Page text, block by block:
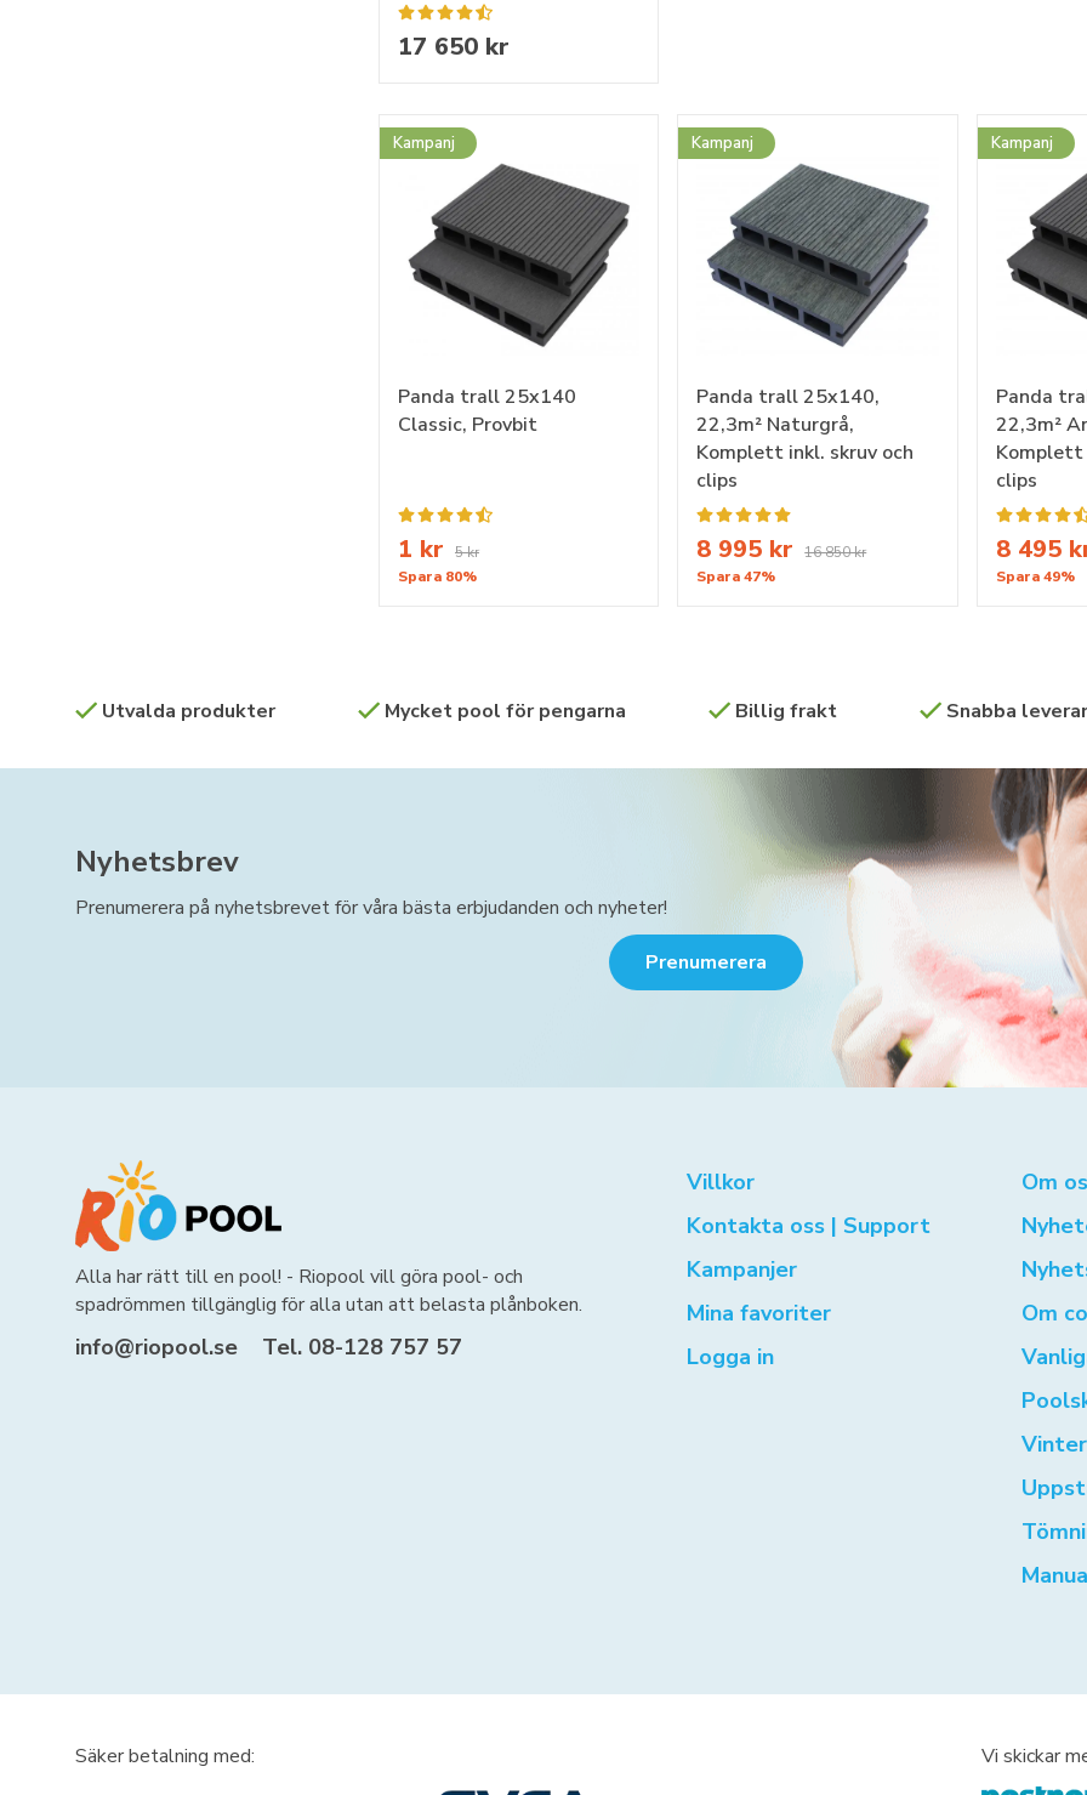
17 650 kr
Kampanj
Panda trall 25x140
Classic, Provbit
1 kr
5 kr
Spara 80%
Kampanj
Panda trall 25x140,
22,3m² Naturgrå,
Komplett inkl. skruv och
clips
8 995 kr
16 850 kr
Spara 47%
Kampanj
Panda
22,3m²
Komplett
clips
8 495
Spara 49%
Utvalda produkter Mycket pool för pengarna Billig frakt Snabba
Nyhetsbrev
Prenumerera på nyhetsbrevet för våra bästa erbjudanden och nyheter!
Prenumerera
Alla har rätt till en pool! - Riopool vill göra pool- och
spadrömmen tillgänglig för alla utan att belasta plånboken.
info@riopool.se Tel. 08-128 757 57
Villkor
Kontakta oss | Support
Kampanjer
Mina favoriter
Logga in
Om
Om
Säker betalning med: Vi skickar